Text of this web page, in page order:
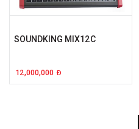
SOUNDKING MIX12C
12,000,000 Đ